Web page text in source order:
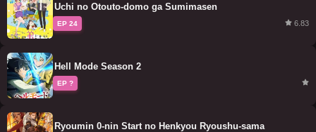
Uchi no Otouto-domo ga Sumimasen
EP 24 6.83
Hell Mode Season 2
EP ?
Ryoumin 0-nin Start no Henkyou Ryoushu-sama